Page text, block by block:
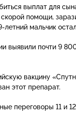
выплат для
помощи,
летний мальчик
выявили почти 9
вакцину
этот препарат.
переговоры 11 и